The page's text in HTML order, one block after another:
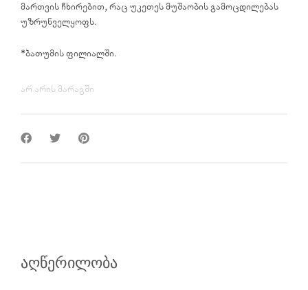
მართვის ჩხირებით, რაც უკეთეს მუშაობის გამოცდილებას
უზრუნველყოფს.
*ბათუმის ფილიალში.
არ არის მარაგში
აღწერილობა